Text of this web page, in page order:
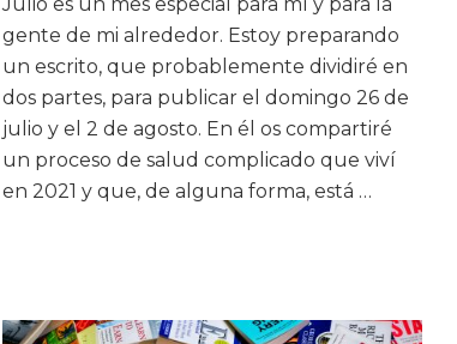
gente de mi alrededor. Estoy preparando
un escrito, que probablemente dividiré en
dos partes, para publicar el domingo 26 de
julio y el 2 de agosto. En él os compartiré
un proceso de salud complicado que viví
en 2021 y que, de alguna forma, está …